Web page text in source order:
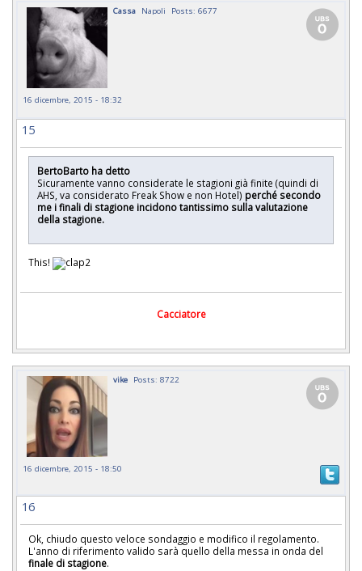
Cassa Napoli Posts: 6677
16 dicembre, 2015 - 18:32
15
BertoBarto ha detto
Sicuramente vanno considerate le stagioni già finite (quindi di
AHS, va considerato Freak Show e non Hotel) perché secondo
me i finali di stagione incidono tantissimo sulla valutazione
della stagione.
This!
Cacciatore
vike Posts: 8722
16 dicembre, 2015 - 18:50
16
Ok, chiudo questo veloce sondaggio e modifico il regolamento.
L'anno di riferimento valido sarà quello della messa in onda del
finale di stagione.